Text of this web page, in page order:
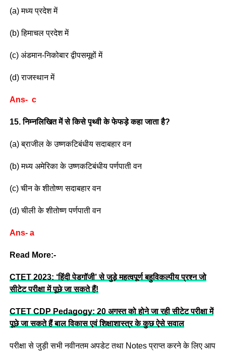
(a) मध्य प्रदेश में
(b) हिमाचल प्रदेश में
(c) अंडमान-निकोबार द्वीपसमूहों में
(d) राजस्थान में
Ans- c
15. निम्नलिखित में से किसे पृथ्वी के फेफड़े कहा जाता है?
(a) ब्राजील के उष्णकटिबंधीय सदाबहार वन
(b) मध्य अमेरिका के उष्णकटिबंधीय पर्णपाती वन
(c) चीन के शीतोष्ण सदाबहार वन
(d) चीली के शीतोष्ण पर्णपाती वन
Ans- a
Read More:-
CTET 2023: ‘हिंदी पेडगॉजी’ से जुड़े महत्वपूर्ण बहुविकल्पीय प्रश्न जो
सीटेट परीक्षा में पूछे जा सकते हैं!
CTET CDP Pedagogy: 20 अगस्त को होने जा रही सीटेट परीक्षा में
पूछे जा सकते हैं बाल विकास एवं शिक्षाशास्त्र के कुछ ऐसे सवाल
परीक्षा से जुड़ी सभी नवीनतम अपडेट तथा Notes प्राप्त करने के लिए आप